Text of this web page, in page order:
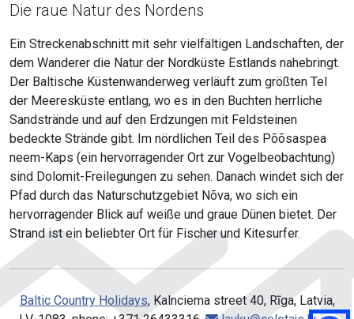
Die raue Natur des Nordens
Ein Streckenabschnitt mit sehr vielfältigen Landschaften, der
dem Wanderer die Natur der Nordküste Estlands nahebringt.
Der Baltische Küstenwanderweg verläuft zum größten Tel
der Meeresküste entlang, wo es in den Buchten herrliche
Sandstrände und auf den Erdzungen mit Feldsteinen
bedeckte Strände gibt. Im nördlichen Teil des Põõsaspea
neem-Kaps (ein hervorragender Ort zur Vogelbeobachtung)
sind Dolomit-Freilegungen zu sehen. Danach windet sich der
Pfad durch das Naturschutzgebiet Nõva, wo sich ein
hervorragender Blick auf weiße und graue Dünen bietet. Der
Strand ist ein beliebter Ort für Fischer und Kitesurfer.
Baltic Country Holidays, Kalnciema street 40, Rīga, Latvia,